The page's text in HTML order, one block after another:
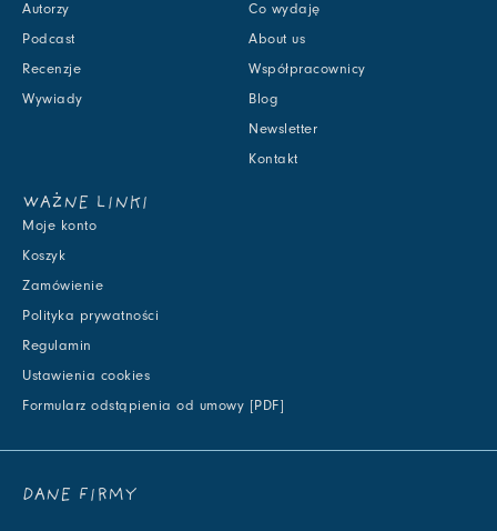
Autorzy
Podcast
Recenzje
Wywiady
Co wydaję
About us
Współpracownicy
Blog
Newsletter
Kontakt
WAŻNE LINKI
Moje konto
Koszyk
Zamówienie
Polityka prywatności
Regulamin
Ustawienia cookies
Formularz odstąpienia od umowy [PDF]
DANE FIRMY